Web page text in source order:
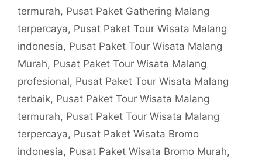
termurah, Pusat Paket Gathering Malang
terpercaya, Pusat Paket Tour Wisata Malang
indonesia, Pusat Paket Tour Wisata Malang
Murah, Pusat Paket Tour Wisata Malang
profesional, Pusat Paket Tour Wisata Malang
terbaik, Pusat Paket Tour Wisata Malang
termurah, Pusat Paket Tour Wisata Malang
terpercaya, Pusat Paket Wisata Bromo
indonesia, Pusat Paket Wisata Bromo Murah,